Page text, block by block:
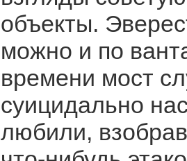
объекты.
можно и по
времени мост
суицидально
любили,